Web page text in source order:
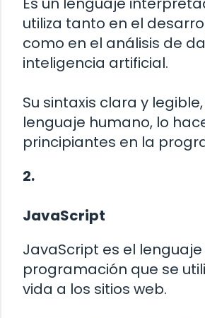
utiliza tanto en el
como en el análisis de
inteligencia artificial.
Su sintaxis clara y
lenguaje humano, lo
principiantes en la
2.
JavaScript
JavaScript es el
programación que se
vida a los sitios web.